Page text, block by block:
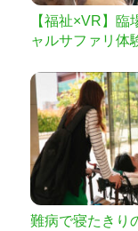
【福祉×VR】臨
ャルサファリ体
難病で寝たきり